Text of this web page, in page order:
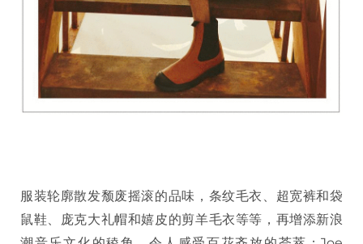
服装轮廓散发颓废摇滚的品味，条纹毛衣、超宽裤和袋
鼠鞋、庞克大礼帽和嬉皮的剪羊毛衣等等，再增添新浪